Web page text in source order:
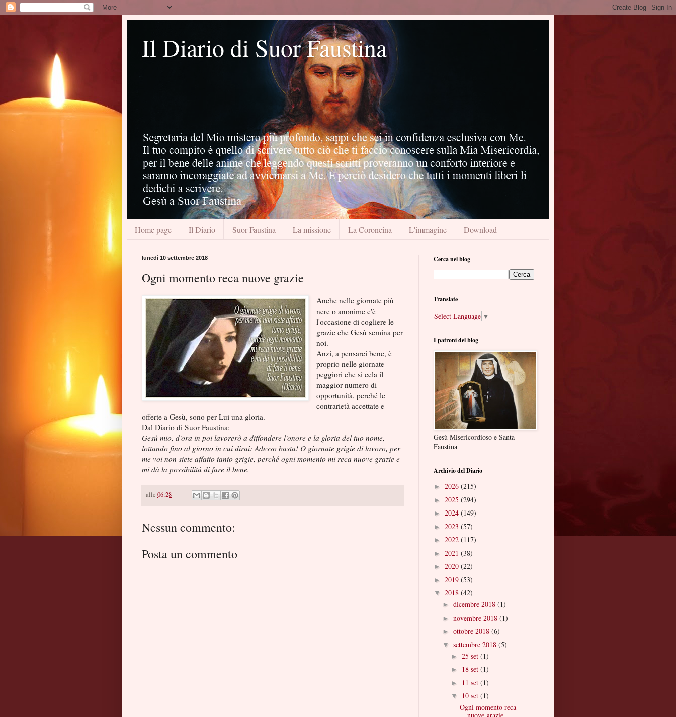
Il Diario di Suor Faustina
Home page Il Diario Suor Faustina La missione La Coroncina L'immagine Download
lunedì 10 settembre 2018
Ogni momento reca nuove grazie
Anche nelle giornate più
nere o anonime c'è
l'occasione di cogliere le
grazie che Gesù semina per
noi.
Anzi, a pensarci bene, è
proprio nelle giornate
peggiori che si cela il
maggior numero di
opportunità, perché le
contrarietà accettate e
offerte a Gesù, sono per Lui una gloria.
Dal Diario di Suor Faustina:
Gesù mio, d'ora in poi lavorerò a diffondere l'onore e la gloria del tuo nome,
lottando fino al giorno in cui dirai: Adesso basta! O giornate grigie di lavoro, per
me voi non siete affatto tanto grigie, perché ogni momento mi reca nuove grazie e
mi dà la possibilità di fare il bene.
alle 06:28
Nessun commento:
Posta un commento
Cerca nel blog
Translate
Select Language ▼
I patroni del blog
Gesù Misericordioso e Santa
Faustina
Archivio del Diario
► 2026 (215)
► 2025 (294)
► 2024 (149)
► 2023 (57)
► 2022 (117)
► 2021 (38)
► 2020 (22)
► 2019 (53)
▼ 2018 (42)
► dicembre 2018 (1)
► novembre 2018 (1)
► ottobre 2018 (6)
▼ settembre 2018 (5)
► 25 set (1)
► 18 set (1)
► 11 set (1)
▼ 10 set (1)
Ogni momento reca